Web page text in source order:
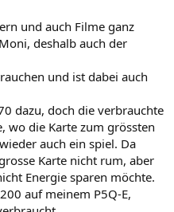
und auch Filme ganz
deshalb auch der
und ist dabei auch
dazu, doch die verbrauchte
wo die Karte zum grössten
auch ein spiel. Da
Karte nicht rum, aber
Energie sparen möchte.
auf meinem P5Q-E,